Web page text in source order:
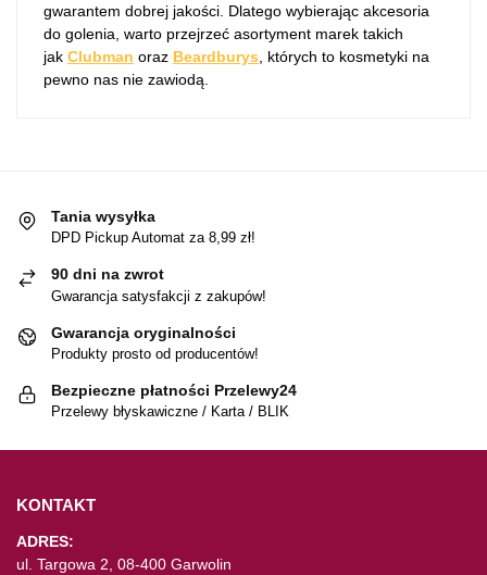
gwarantem dobrej jakości. Dlatego wybierając akcesoria
do golenia, warto przejrzeć asortyment marek takich
jak Clubman oraz Beardburys , których to kosmetyki na
pewno nas nie zawiodą.
Tania wysyłka
DPD Pickup Automat za 8,99 zł!
90 dni na zwrot
Gwarancja satysfakcji z zakupów!
Gwarancja oryginalności
Produkty prosto od producentów!
Bezpieczne płatności Przelewy24
Przelewy błyskawiczne / Karta / BLIK
KONTAKT
ADRES:
ul. Targowa 2, 08-400 Garwolin